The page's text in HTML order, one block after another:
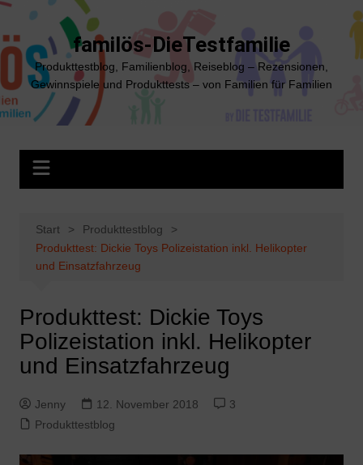
Zum
springen
familös-DieTestfamilie
Produkttestblog, Familienblog, Reiseblog – Rezensionen,
Gewinnspiele und Produkttests – von Familien für Familien
Start
Produkttestblog
Produkttest: Dickie Toys Polizeistation inkl. Helikopter
und Einsatzfahrzeug
Produkttest: Dickie Toys
Polizeistation inkl. Helikopter
und Einsatzfahrzeug
Jenny 12. November 2018
3
Produkttestblog